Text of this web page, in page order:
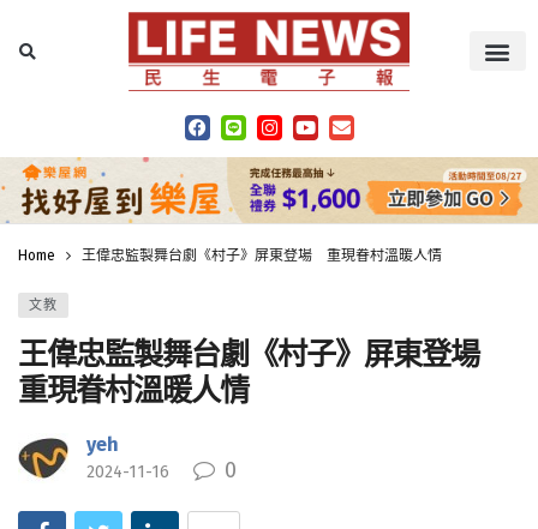
Home 王偉忠監製舞台劇《村子》屏東登場 重現眷村溫暖人情
文教
王偉忠監製舞台劇《村子》屏東登場
重現眷村溫暖人情
yeh
2024-11-16 0